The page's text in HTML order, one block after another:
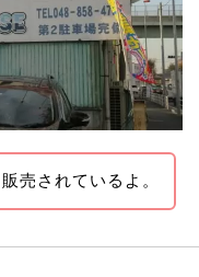
売されているよ。